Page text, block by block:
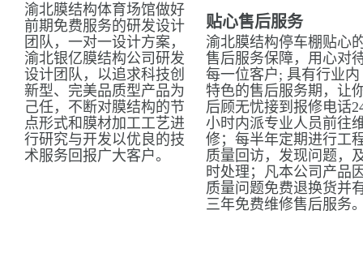
渝北膜结构体育场馆做好
前期免费服务的研发设计
团队，一对一设计方案，
渝北银亿膜结构公司研发
设计团队，以追求科技创
新型、完美品质型产品为
己任，不断对膜结构的节
点形式和膜材加工工艺进
行研究与开发以优良的技
术服务回报广大客户。
贴心售后服务
渝北膜结构停车棚贴心
售后服务保障，用心对
每一位客户; 具有行业内
特色的售后服务期，让
后顾无忧接到报修电话
小时内派专业人员前往
修；每半年定期进行工
质量回访，发现问题，
时处理；凡本公司产品
质量问题免费退换货并
三年免费维修售后服务